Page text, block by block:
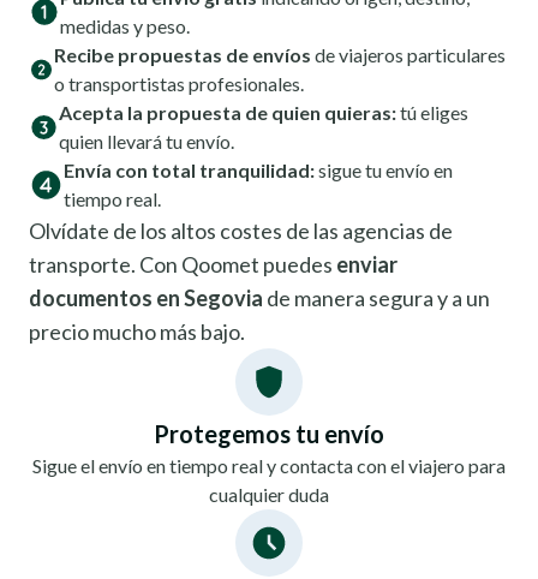
medidas y peso.
Recibe propuestas de envíos de viajeros particulares
o transportistas profesionales.
Acepta la propuesta de quien quieras:tú eliges
quien llevará tu envío.
Envía con total tranquilidad:sigue tu envío en
tiempo real.
Olvídate de los altos costes de las agencias de
transporte. Con Qoomet puedes enviar
documentos en Segovia de manera segura y a un
precio mucho más bajo.
Protegemos tu envío
Sigue el envío en tiempo real y contacta con el viajero para
cualquier duda